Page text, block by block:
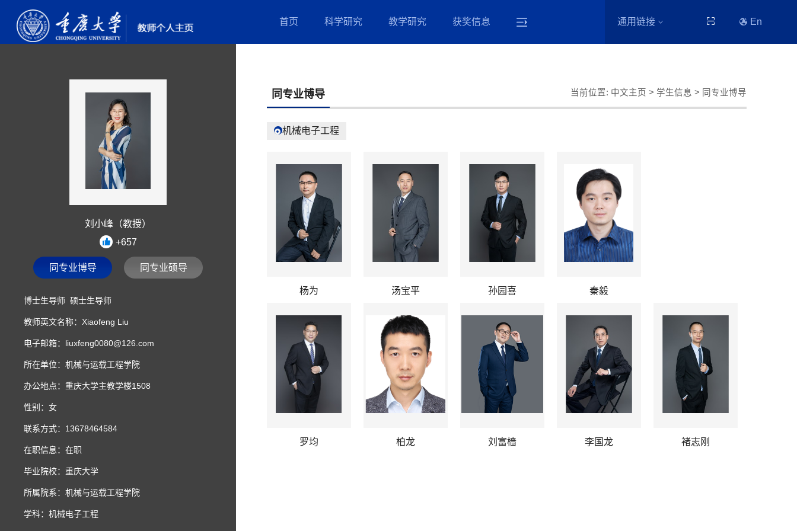
首页 科学研究 教学研究 获奖信息 通用链接 En
刘小峰（教授）
+657
同专业博导 同专业硕导
博士生导师 硕士生导师
教师英文名称：Xiaofeng Liu
电子邮箱： liuxfeng0080@126.com
所在单位：机械与运载工程学院
办公地点：重庆大学主教学楼1508
性别：女
联系方式：13678464584
在职信息：在职
毕业院校：重庆大学
所属院系：机械与运载工程学院
学科：机械电子工程
当前位置: 中文主页 > 学生信息 > 同专业博导
同专业博导
机械电子工程
杨为 汤宝平 孙园喜 秦毅
罗均 柏龙 刘富樯 李国龙 褚志刚